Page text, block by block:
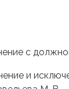
с
и